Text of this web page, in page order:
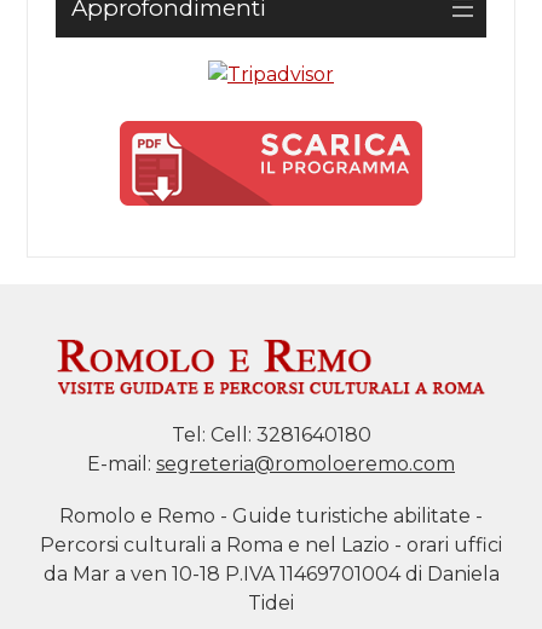
Approfondimenti
Tel: Cell: 3281640180
E-mail: segreteria@romoloeremo.com
Romolo e Remo - Guide turistiche abilitate -
Percorsi culturali a Roma e nel Lazio - orari uffici
da Mar a ven 10-18 P.IVA 11469701004 di Daniela
Tidei